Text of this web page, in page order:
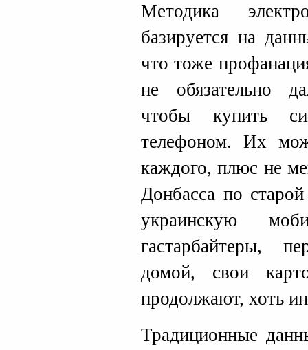
Методика
базируется на
что тоже
не обязательно
чтобы купить
телефоном. Их
каждого, плюс не
Донбасса по
украинскую
гастарбайтеры,
домой, свои
продолжают, хоть
Традиционные